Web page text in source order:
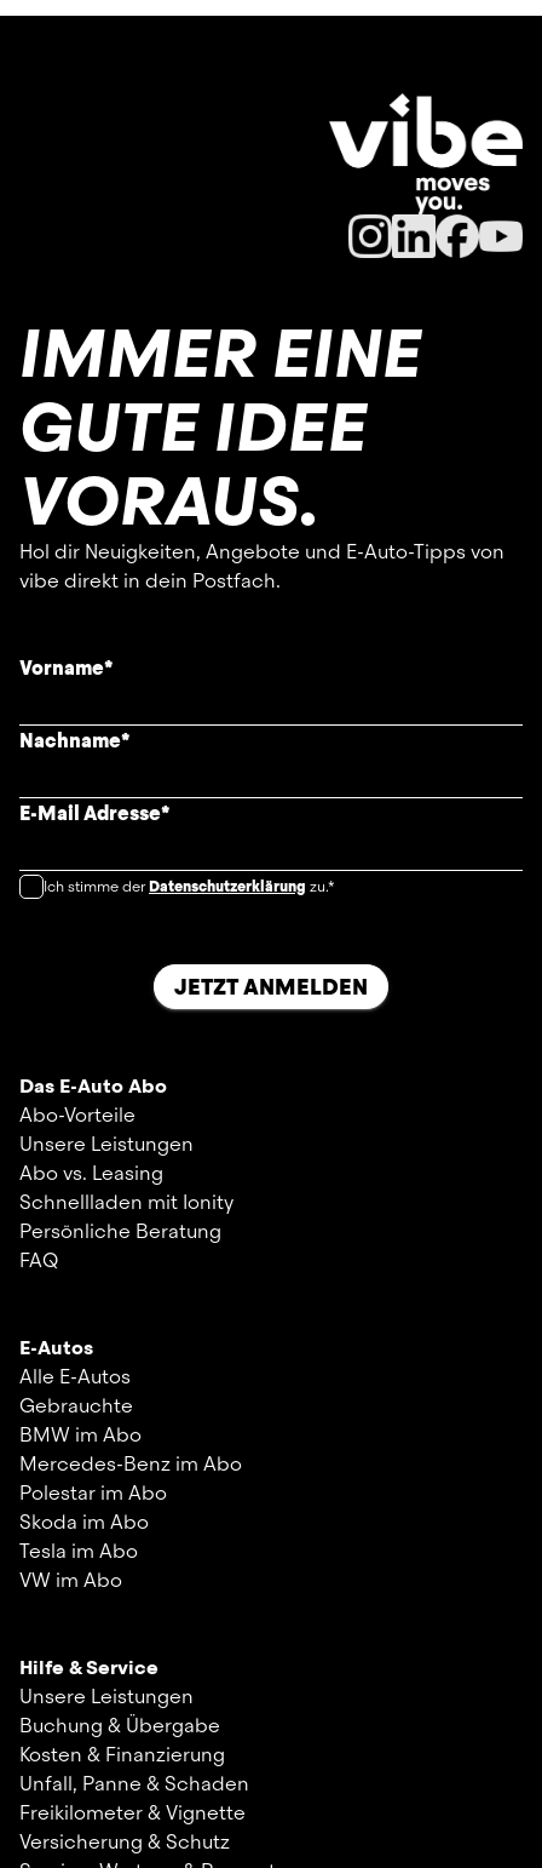
IMMER EINE
GUTE IDEE
VORAUS.
Hol dir Neuigkeiten, Angebote und E-Auto-Tipps von
vibe direkt in dein Postfach.
Das E-Auto Abo
Abo-Vorteile
Unsere Leistungen
Abo vs. Leasing
Schnellladen mit Ionity
Persönliche Beratung
FAQ
E-Autos
Alle E-Autos
Gebrauchte
BMW im Abo
Mercedes-Benz im Abo
Polestar im Abo
Skoda im Abo
Tesla im Abo
VW im Abo
Vorname*
Nachname*
E-Mail Adresse*
Ich stimme derDatenschutzerklärung zu.*
Hilfe & Service
Unsere Leistungen
Buchung & Übergabe
Kosten & Finanzierung
Unfall, Panne & Schaden
Freikilometer & Vignette
Versicherung & Schutz
JETZT ANMELDEN